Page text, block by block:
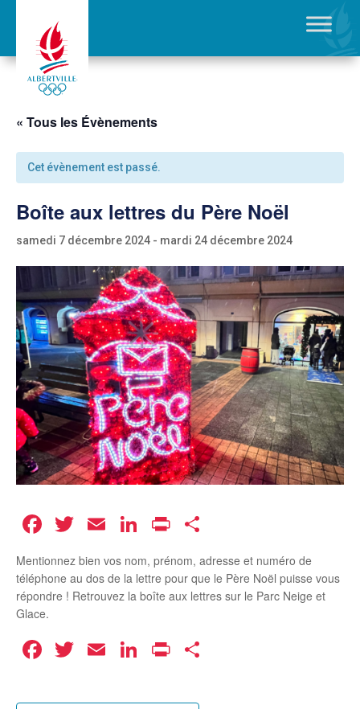
« Tous les Évènements
Cet évènement est passé.
Boîte aux lettres du Père Noël
samedi 7 décembre 2024 - mardi 24 décembre 2024
Facebook
Twitter
EmailLinkedIn
Print
Mentionnez bien vos nom, prénom, adresse et numéro de
téléphone au dos de la lettre pour que le Père Noël puisse vous
répondre ! Retrouvez la boîte aux lettres sur le Parc Neige et
Glace.
Facebook
Twitter
EmailLinkedIn
Print